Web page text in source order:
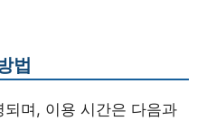
법
며, 이용 시간은 다음과